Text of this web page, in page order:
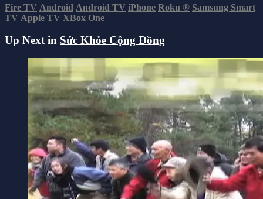
Fire TV Android Android TV iPhone Roku ® Samsung Smart
TV Apple TV XBox One
Up Next in Sức Khỏe Cộng Đồng